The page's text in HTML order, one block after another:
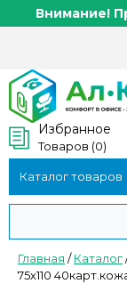
Внимание!
Избранное
Товаров (0)
Каталог товаров
Главная /Каталог
75х110